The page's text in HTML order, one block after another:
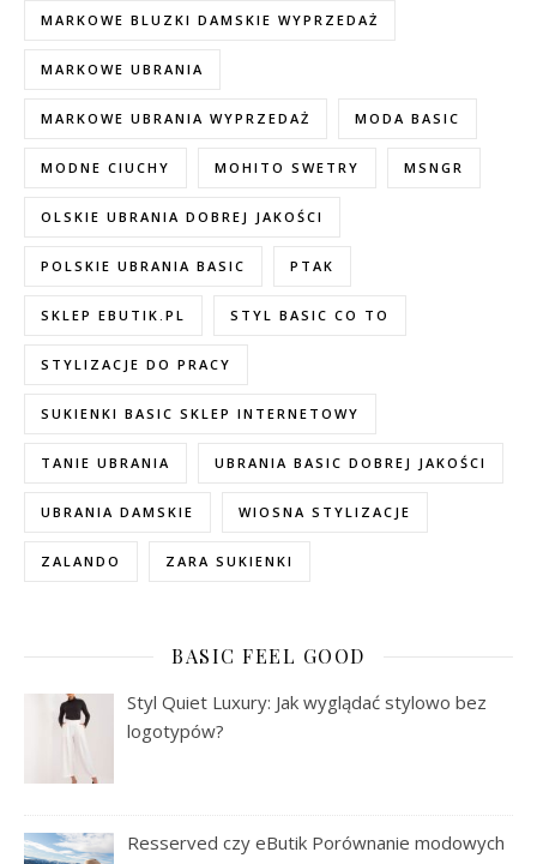
MARKOWE BLUZKI DAMSKIE WYPRZEDAŻ
MARKOWE UBRANIA
MARKOWE UBRANIA WYPRZEDAŻ MODA BASIC
MODNE CIUCHY MOHITO SWETRY MSNGR
OLSKIE UBRANIA DOBREJ JAKOŚCI
POLSKIE UBRANIA BASIC PTAK
SKLEP EBUTIK.PL STYL BASIC CO TO
STYLIZACJE DO PRACY
SUKIENKI BASIC SKLEP INTERNETOWY
TANIE UBRANIA UBRANIA BASIC DOBREJ JAKOŚCI
UBRANIA DAMSKIE WIOSNA STYLIZACJE
ZALANDO ZARA SUKIENKI
BASIC FEEL GOOD
Styl Quiet Luxury: Jak wyglądać stylowo bez
logotypów?
Resserved czy eButik Porównanie modowych